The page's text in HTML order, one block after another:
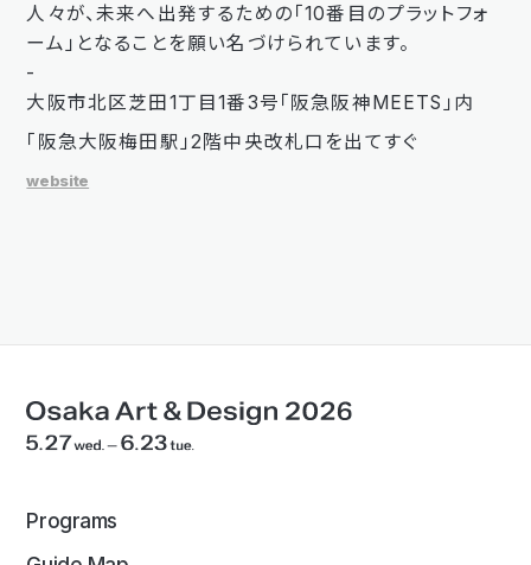
人々が、未来へ出発するための「10番目のプラットフォ
ーム」となることを願い名づけられています。
-
大阪市北区芝田1丁目1番3号「阪急阪神MEETS」内​
「阪急大阪梅田駅」2階中央改札口を出てすぐ
website
Programs